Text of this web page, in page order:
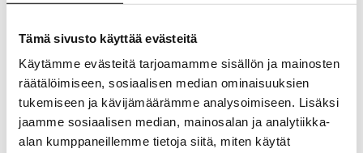
Tämä sivusto käyttää evästeitä
Käytämme evästeitä tarjoamamme sisällön ja mainosten
räätälöimiseen, sosiaalisen median ominaisuuksien
tukemiseen ja kävijämäärämme analysoimiseen. Lisäksi
jaamme sosiaalisen median, mainosalan ja analytiikka-
alan kumppaneillemme tietoja siitä, miten käytät